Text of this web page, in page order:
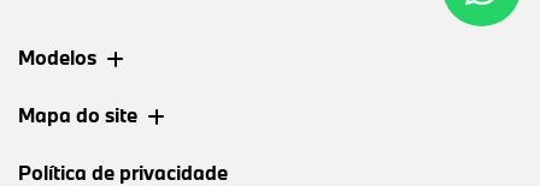
Modelos
Mapa do site
Política de privacidade